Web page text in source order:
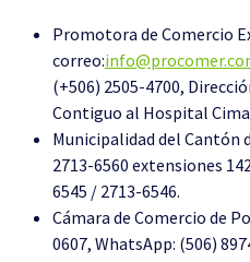
Promotora de Comercio
correo:
(+506) 2505-4700,
Contiguo al Hospital
Municipalidad del Cantón
2713-6560 extensiones
6545 / 2713-6546.
Cámara de Comercio de
0607, WhatsApp: (506)